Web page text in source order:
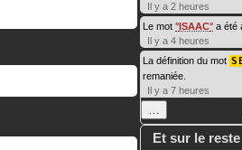
Il y a 2 heures
Le mot ISAAC a été
Il y a 4 heures
La définition du mot
remaniée.
Il y a 7 heures
…
Et sur le